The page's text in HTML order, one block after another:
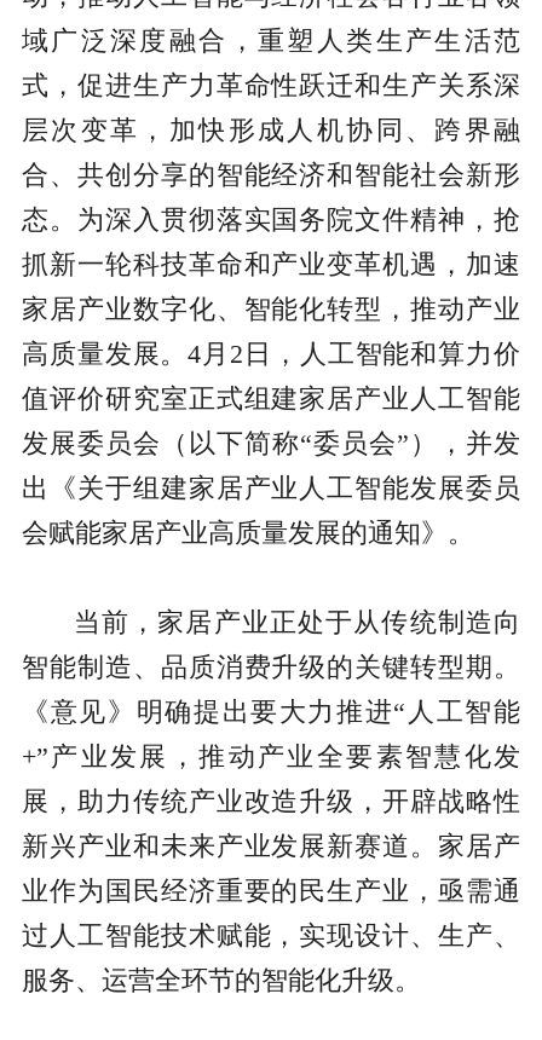
域广泛深度融合，重塑人类生产生活范
式，促进生产力革命性跃迁和生产关系深
层次变革，加快形成人机协同、跨界融
合、共创分享的智能经济和智能社会新形
态。为深入贯彻落实国务院文件精神，抢
抓新一轮科技革命和产业变革机遇，加速
家居产业数字化、智能化转型，推动产业
高质量发展。4月2日，人工智能和算力价
值评价研究室正式组建家居产业人工智能
发展委员会（以下简称“委员会”），并发
出《关于组建家居产业人工智能发展委员
会赋能家居产业高质量发展的通知》。
当前，家居产业正处于从传统制造向
智能制造、品质消费升级的关键转型期。
《意见》明确提出要大力推进“人工智能
+”产业发展，推动产业全要素智慧化发
展，助力传统产业改造升级，开辟战略性
新兴产业和未来产业发展新赛道。家居产
业作为国民经济重要的民生产业，亟需通
过人工智能技术赋能，实现设计、生产、
服务、运营全环节的智能化升级。